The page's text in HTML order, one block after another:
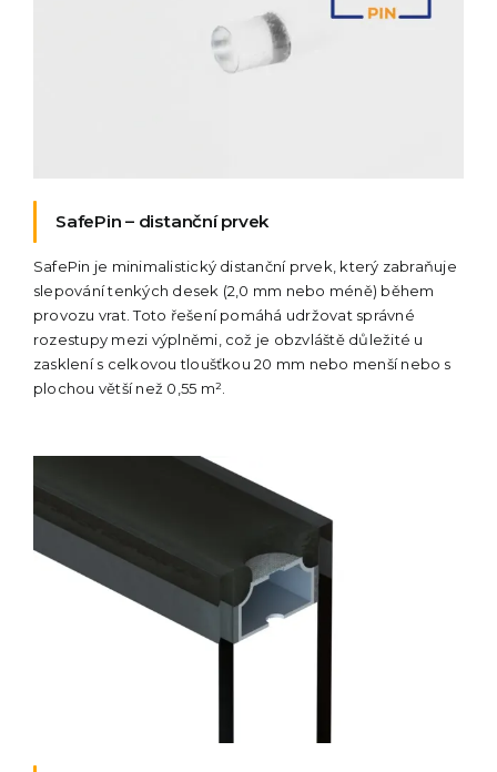
SafePin – distanční prvek
SafePin je minimalistický distanční prvek, který zabraňuje
slepování tenkých desek (2,0 mm nebo méně) během
provozu vrat. Toto řešení pomáhá udržovat správné
rozestupy mezi výplněmi, což je obzvláště důležité u
zasklení s celkovou tloušťkou 20 mm nebo menší nebo s
plochou větší než 0,55 m².